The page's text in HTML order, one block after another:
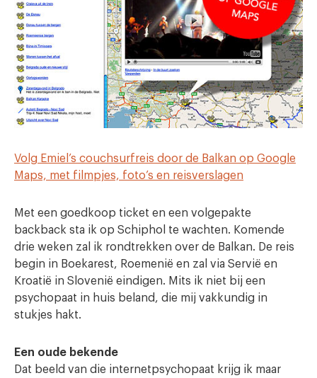
Volg Emiel’s couchsurfreis door de Balkan op Google
Maps, met filmpjes, foto’s en reisverslagen
Met een goedkoop ticket en een volgepakte
backback sta ik op Schiphol te wachten. Komende
drie weken zal ik rondtrekken over de Balkan. De reis
begin in Boekarest, Roemenië en zal via Servië en
Kroatië in Slovenië eindigen. Mits ik niet bij een
psychopaat in huis beland, die mij vakkundig in
stukjes hakt.
Een oude bekende
Dat beeld van die internetpsychopaat krijg ik maar